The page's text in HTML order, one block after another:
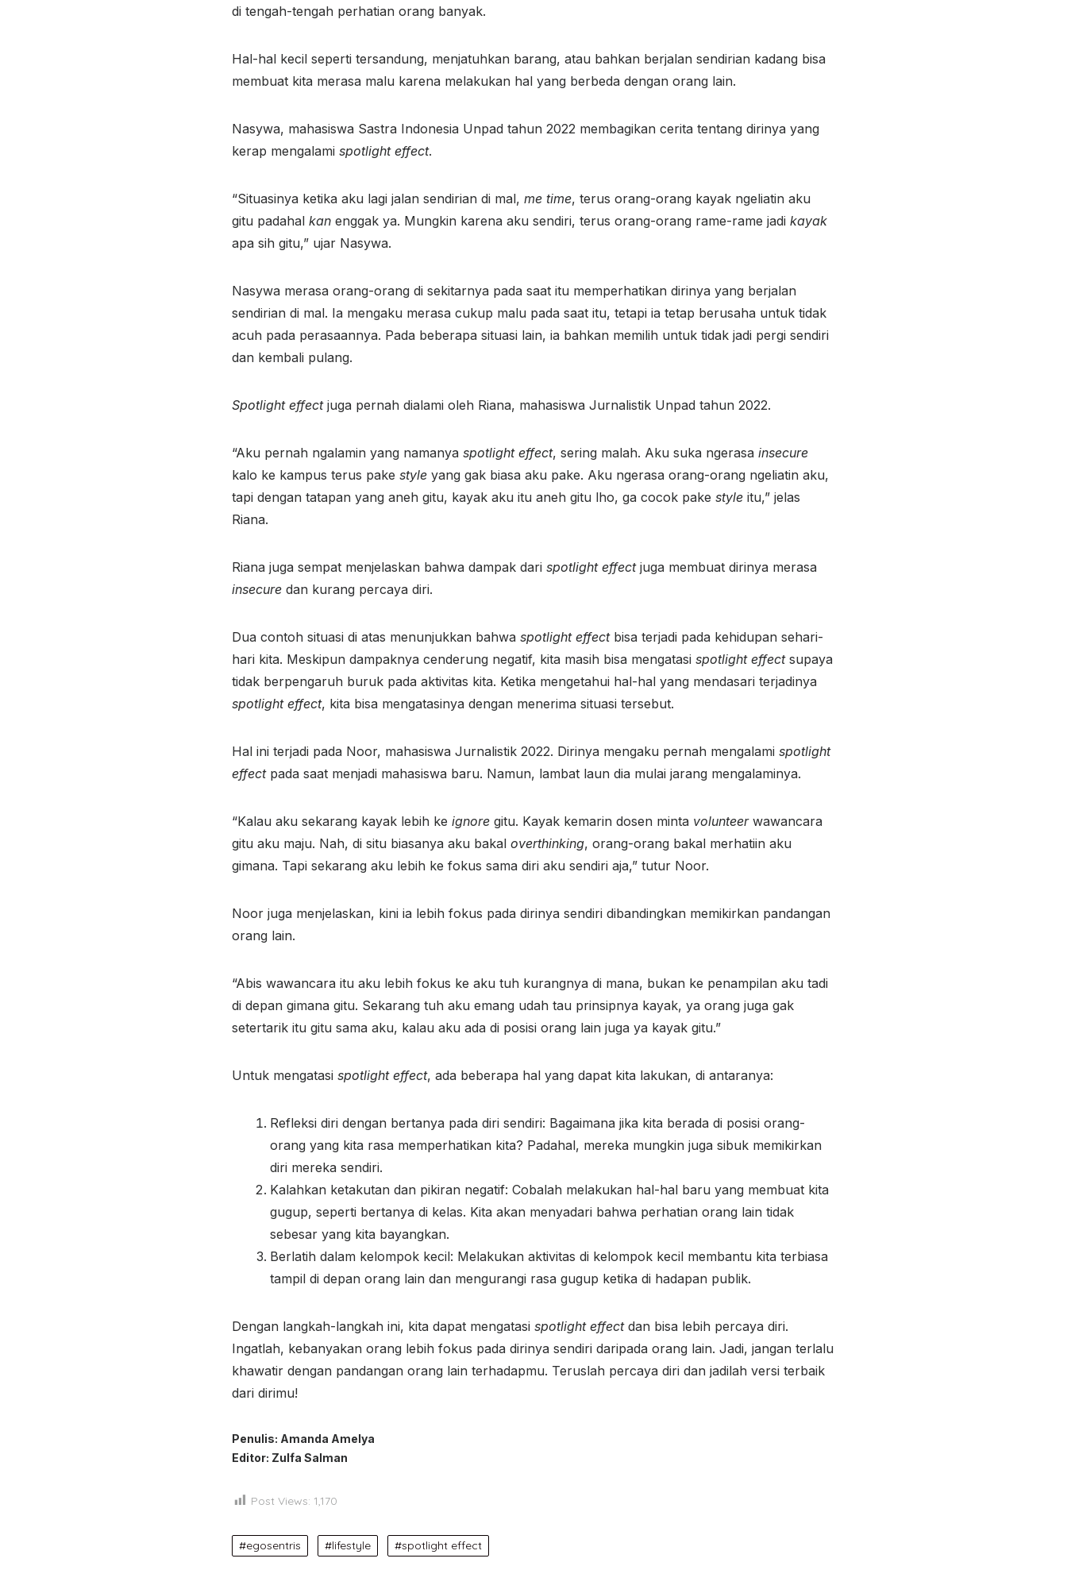
di tengah-tengah perhatian orang banyak.
Hal-hal kecil seperti tersandung, menjatuhkan barang, atau bahkan berjalan sendirian kadang bisa
membuat kita merasa malu karena melakukan hal yang berbeda dengan orang lain.
Nasywa, mahasiswa Sastra Indonesia Unpad tahun 2022 membagikan cerita tentang dirinya yang
kerap mengalami spotlight effect.
“Situasinya ketika aku lagi jalan sendirian di mal, me time, terus orang-orang kayak ngeliatin aku
gitu padahal kan enggak ya. Mungkin karena aku sendiri, terus orang-orang rame-rame jadi kayak
apa sih gitu,” ujar Nasywa.
Nasywa merasa orang-orang di sekitarnya pada saat itu memperhatikan dirinya yang berjalan
sendirian di mal. Ia mengaku merasa cukup malu pada saat itu, tetapi ia tetap berusaha untuk tidak
acuh pada perasaannya. Pada beberapa situasi lain, ia bahkan memilih untuk tidak jadi pergi sendiri
dan kembali pulang.
Spotlight effectjuga pernah dialami oleh Riana, mahasiswa Jurnalistik Unpad tahun 2022.
“Aku pernah ngalamin yang namanya spotlight effect, sering malah. Aku suka ngerasa insecure
kalo ke kampus terus pake style yang gak biasa aku pake. Aku ngerasa orang-orang ngeliatin aku,
tapi dengan tatapan yang aneh gitu, kayak aku itu aneh gitu lho, ga cocok pake style itu,” jelas
Riana.
Riana juga sempat menjelaskan bahwa dampak dari spotlight effectjuga membuat dirinya merasa
insecure dan kurang percaya diri.
Dua contoh situasi di atas menunjukkan bahwa spotlight effectbisa terjadi pada kehidupan sehari-
hari kita. Meskipun dampaknya cenderung negatif, kita masih bisa mengatasi spotlight effectsupaya
tidak berpengaruh buruk pada aktivitas kita. Ketika mengetahui hal-hal yang mendasari terjadinya
spotlight effect, kita bisa mengatasinya dengan menerima situasi tersebut.
Hal ini terjadi pada Noor, mahasiswa Jurnalistik 2022. Dirinya mengaku pernah mengalami spotlight
effect pada saat menjadi mahasiswa baru. Namun, lambat laun dia mulai jarang mengalaminya.
“Kalau aku sekarang kayak lebih ke ignore gitu. Kayak kemarin dosen minta volunteerwawancara
gitu aku maju. Nah, di situ biasanya aku bakal overthinking, orang-orang bakal merhatiin aku
gimana. Tapi sekarang aku lebih ke fokus sama diri aku sendiri aja,” tutur Noor.
Noor juga menjelaskan, kini ia lebih fokus pada dirinya sendiri dibandingkan memikirkan pandangan
orang lain.
“Abis wawancara itu aku lebih fokus ke aku tuh kurangnya di mana, bukan ke penampilan aku tadi
di depan gimana gitu. Sekarang tuh aku emang udah tau prinsipnya kayak, ya orang juga gak
setertarik itu gitu sama aku, kalau aku ada di posisi orang lain juga ya kayak gitu.”
Untuk mengatasi spotlight effect, ada beberapa hal yang dapat kita lakukan, di antaranya:
Refleksi diri dengan bertanya pada diri sendiri: Bagaimana jika kita berada di posisi orang-
orang yang kita rasa memperhatikan kita? Padahal, mereka mungkin juga sibuk memikirkan
diri mereka sendiri.
Kalahkan ketakutan dan pikiran negatif: Cobalah melakukan hal-hal baru yang membuat kita
gugup, seperti bertanya di kelas. Kita akan menyadari bahwa perhatian orang lain tidak
sebesar yang kita bayangkan.
Berlatih dalam kelompok kecil: Melakukan aktivitas di kelompok kecil membantu kita terbiasa
tampil di depan orang lain dan mengurangi rasa gugup ketika di hadapan publik.
Dengan langkah-langkah ini, kita dapat mengatasi spotlight effectdan bisa lebih percaya diri.
Ingatlah, kebanyakan orang lebih fokus pada dirinya sendiri daripada orang lain. Jadi, jangan terlalu
khawatir dengan pandangan orang lain terhadapmu. Teruslah percaya diri dan jadilah versi terbaik
dari dirimu!
Penulis: Amanda Amelya
Editor: Zulfa Salman
Post Views: 1,170
egosentris lifestyle spotlight effect